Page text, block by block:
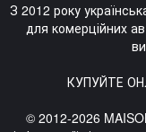
З 2012 року
для комерційних
КУПУЙТЕ
© 2012-2026